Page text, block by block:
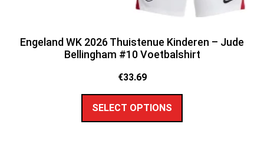
Engeland WK 2026 Thuistenue Kinderen – Jude
Bellingham #10 Voetbalshirt
€33.69
SELECT OPTIONS